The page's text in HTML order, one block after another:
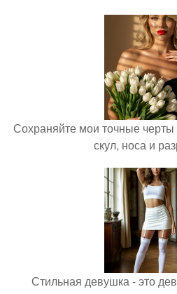
Сохраняйте мои точные
скул, носа и
Стильная девушка - это